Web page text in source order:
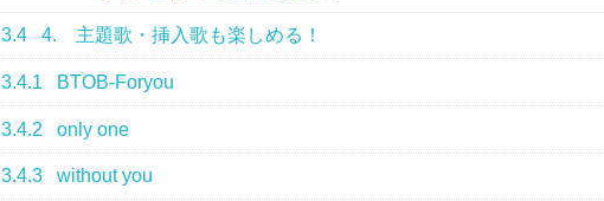
3.4 4. 主題歌・挿入歌も楽しめる！
3.4.1 BTOB-Foryou
3.4.2 only one
3.4.3 without you